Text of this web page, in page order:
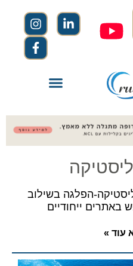
הפלגה בשילוב
באתרים ייחודיים
עוד »